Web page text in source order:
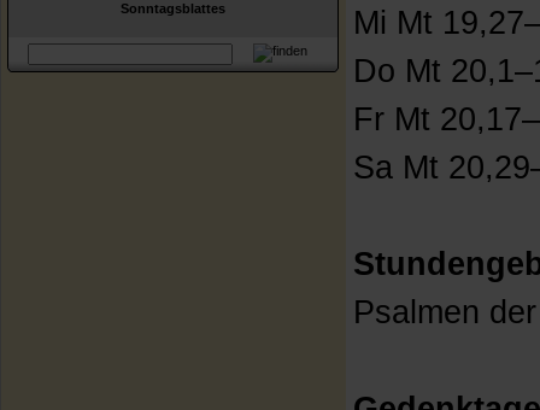
Sonntagsblattes
Mi Mt
Do Mt
Fr Mt
Sa Mt
Psalmen